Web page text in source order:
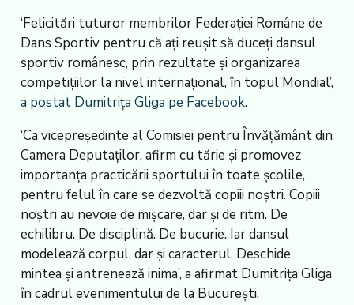
‘Felicitări tuturor membrilor Federației Române de
Dans Sportiv pentru că ați reușit să duceți dansul
sportiv românesc, prin rezultate și organizarea
competițiilor la nivel internațional, în topul Mondial’,
a postat Dumitrița Gliga pe Facebook.
‘Ca vicepreședinte al Comisiei pentru Învățământ din
Camera Deputaților, afirm cu tărie și promovez
importanța practicării sportului în toate școlile,
pentru felul în care se dezvoltă copiii noștri. Copiii
noștri au nevoie de mișcare, dar și de ritm. De
echilibru. De disciplină. De bucurie. Iar dansul
modelează corpul, dar și caracterul. Deschide
mintea și antrenează inima’, a afirmat Dumitrița Gliga
în cadrul evenimentului de la București.